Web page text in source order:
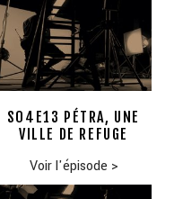
S04E13 PÉTRA, UNE
VILLE DE REFUGE
Voir l'épisode >